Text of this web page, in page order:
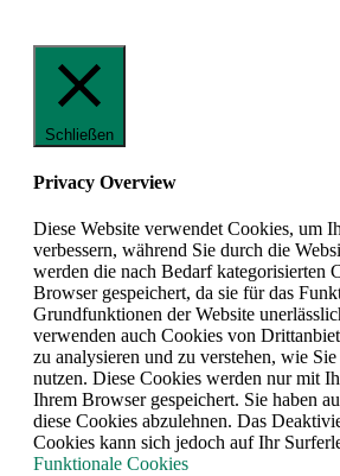
Schließen
Privacy Overview
Diese Website verwendet Cookies, um
verbessern, während Sie durch die
werden die nach Bedarf kategorisierten
Browser gespeichert, da sie für das
Grundfunktionen der Website
verwenden auch Cookies von
zu analysieren und zu verstehen, wie Sie
nutzen. Diese Cookies werden nur mit
Ihrem Browser gespeichert. Sie haben
diese Cookies abzulehnen. Das
Cookies kann sich jedoch auf Ihr
Funktionale Cookies